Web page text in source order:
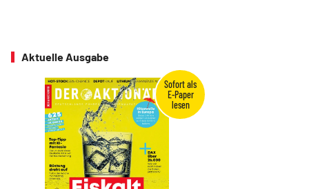
Aktuelle Ausgabe